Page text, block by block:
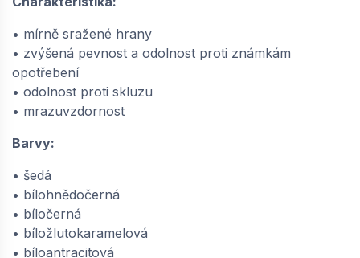
dodání do cca 6 týdnů
140,
• mírně sražené hrany
• zvýšená pevnost a odolnost proti známkám
opotřebení
• odolnost proti skluzu
• mrazuvzdornost
Barvy:
• šedá
• bílohnědočerná
• bíločerná
• bíložlutokaramelová
• bíloantracitová